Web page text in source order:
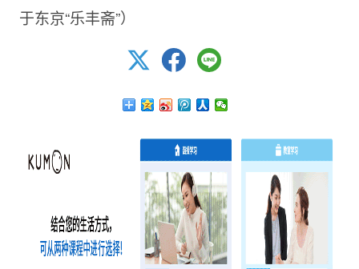
于东京“乐丰斋”）